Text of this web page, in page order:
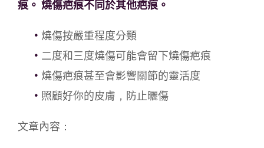
痕。 燒傷疤痕不同於其他疤痕。
燒傷按嚴重程度分類
二度和三度燒傷可能會留下燒傷疤痕
燒傷疤痕甚至會影響關節的靈活度
照顧好你的皮膚，防止曬傷
文章內容：